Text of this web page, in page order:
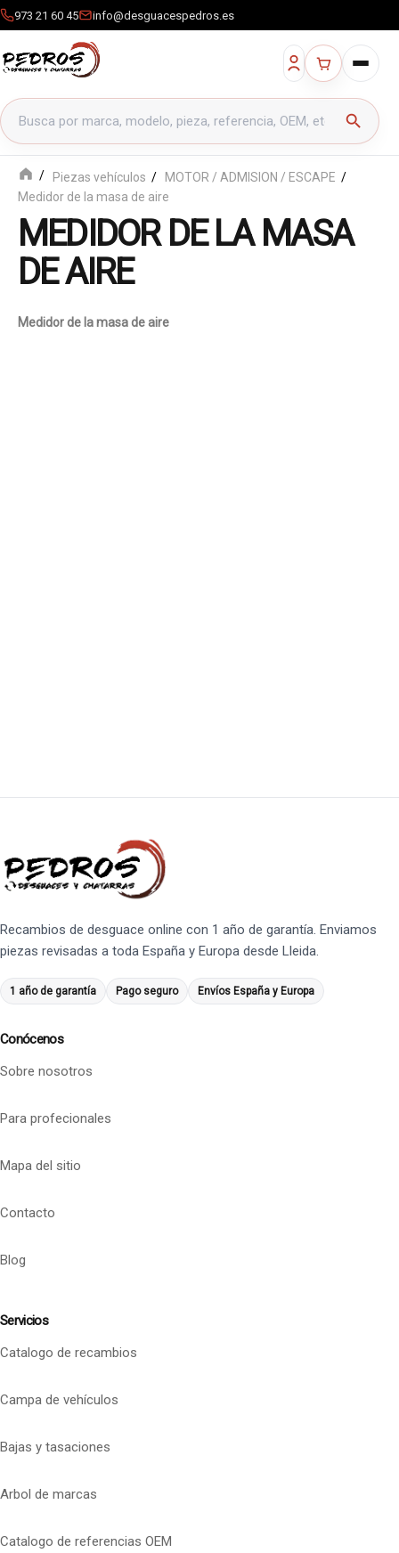
973 21 60 45 info@desguacespedros.es
Buscar productos
search
Piezas vehículos
MOTOR / ADMISION / ESCAPE
Medidor de la masa de aire
MEDIDOR DE LA MASA
DE AIRE
Medidor de la masa de aire
Recambios de desguace online con 1 año de garantía. Enviamos
piezas revisadas a toda España y Europa desde Lleida.
1 año de garantía Pago seguro Envíos España y Europa
Conócenos
Sobre nosotros
Para profecionales
Mapa del sitio
Contacto
Blog
Servicios
Catalogo de recambios
Campa de vehículos
Bajas y tasaciones
Arbol de marcas
Catalogo de referencias OEM